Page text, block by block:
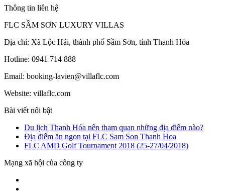
Thông tin liên hệ
FLC SẦM SƠN LUXURY VILLAS
Địa chỉ: Xã Lộc Hải, thành phố Sầm Sơn, tỉnh Thanh Hóa
Hotline: 0941 714 888
Email: booking-lavien@villaflc.com
Website: villaflc.com
Bài viết nổi bật
Du lịch Thanh Hóa nên tham quan những địa điểm nào?
Địa điểm ăn ngon tại FLC Sam Son Thanh Hoa
FLC AMD Golf Tournament 2018 (25-27/04/2018)
Mạng xã hội của công ty